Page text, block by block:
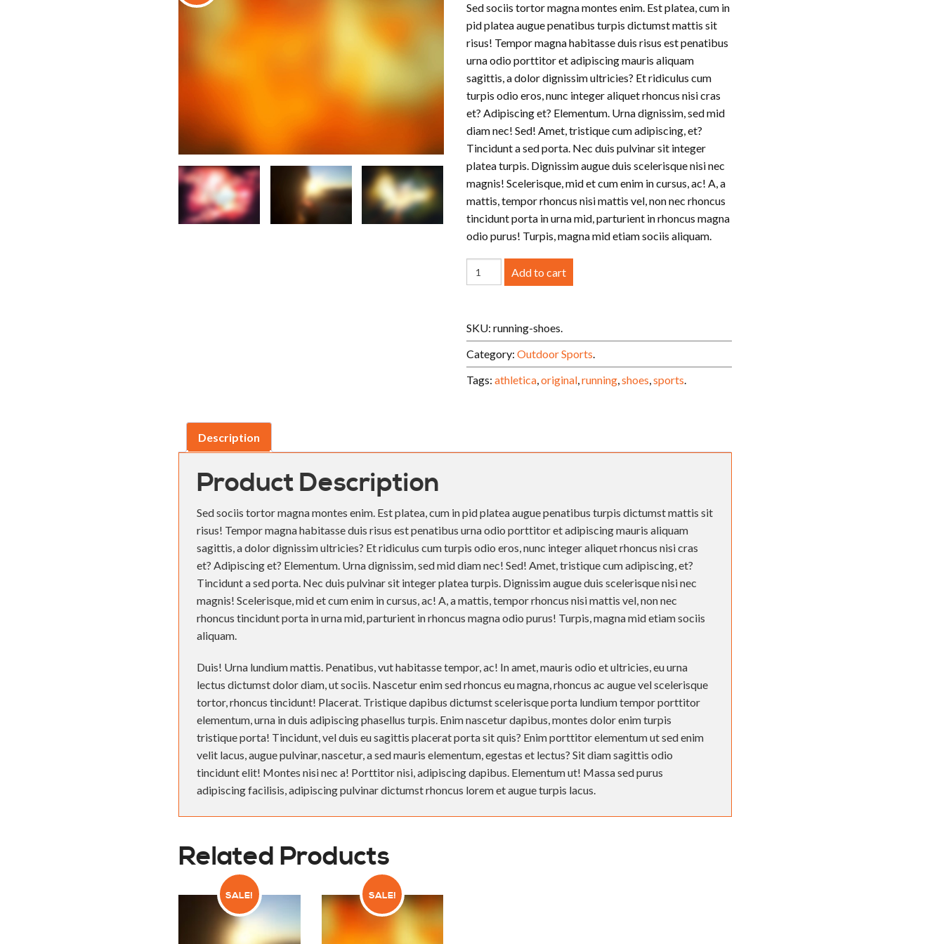
was:
£45.00.
is:
£32.00.
Sed sociis tortor magna montes enim. Est platea, cum in
pid platea augue penatibus turpis dictumst mattis sit
risus! Tempor magna habitasse duis risus est penatibus
urna odio porttitor et adipiscing mauris aliquam
sagittis, a dolor dignissim ultricies? Et ridiculus cum
turpis odio eros, nunc integer aliquet rhoncus nisi cras
et? Adipiscing et? Elementum. Urna dignissim, sed mid
diam nec! Sed! Amet, tristique cum adipiscing, et?
Tincidunt a sed porta. Nec duis pulvinar sit integer
platea turpis. Dignissim augue duis scelerisque nisi nec
magnis! Scelerisque, mid et cum enim in cursus, ac! A, a
mattis, tempor rhoncus nisi mattis vel, non nec rhoncus
tincidunt porta in urna mid, parturient in rhoncus magna
odio purus! Turpis, magna mid etiam sociis aliquam.
Add to cart
SKU: running-shoes.
Category: Outdoor Sports.
Tags: athletica,original,running,shoes,sports.
Description
Product Description
Sed sociis tortor magna montes enim. Est platea, cum in pid platea augue penatibus turpis dictumst mattis sit
risus! Tempor magna habitasse duis risus est penatibus urna odio porttitor et adipiscing mauris aliquam
sagittis, a dolor dignissim ultricies? Et ridiculus cum turpis odio eros, nunc integer aliquet rhoncus nisi cras
et? Adipiscing et? Elementum. Urna dignissim, sed mid diam nec! Sed! Amet, tristique cum adipiscing, et?
Tincidunt a sed porta. Nec duis pulvinar sit integer platea turpis. Dignissim augue duis scelerisque nisi nec
magnis! Scelerisque, mid et cum enim in cursus, ac! A, a mattis, tempor rhoncus nisi mattis vel, non nec
rhoncus tincidunt porta in urna mid, parturient in rhoncus magna odio purus! Turpis, magna mid etiam sociis
aliquam.
Duis! Urna lundium mattis. Penatibus, vut habitasse tempor, ac! In amet, mauris odio et ultricies, eu urna
lectus dictumst dolor diam, ut sociis. Nascetur enim sed rhoncus eu magna, rhoncus ac augue vel scelerisque
tortor, rhoncus tincidunt! Placerat. Tristique dapibus dictumst scelerisque porta lundium tempor porttitor
elementum, urna in duis adipiscing phasellus turpis. Enim nascetur dapibus, montes dolor enim turpis
tristique porta! Tincidunt, vel duis eu sagittis placerat porta sit quis? Enim porttitor elementum ut sed enim
velit lacus, augue pulvinar, nascetur, a sed mauris elementum, egestas et lectus? Sit diam sagittis odio
tincidunt elit! Montes nisi nec a! Porttitor nisi, adipiscing dapibus. Elementum ut! Massa sed purus
adipiscing facilisis, adipiscing pulvinar dictumst rhoncus lorem et augue turpis lacus.
Related Products
SALE! SALE!